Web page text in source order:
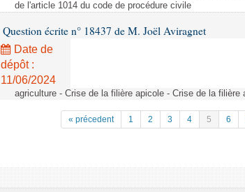
de l'article 1014 du code de procédure civile
Question écrite n° 18437 de M. Joël Aviragnet
Date de
dépôt :
11/06/2024
agriculture - Crise de la filière apicole - Crise de la filière
« précedent 1 2 3 4 5 6